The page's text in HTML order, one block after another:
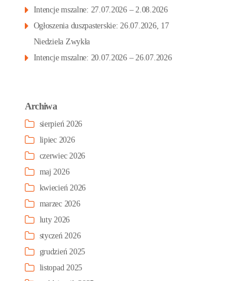
Intencje mszalne: 27.07.2026 – 2.08.2026
Ogłoszenia duszpasterskie: 26.07.2026, 17
Niedziela Zwykła
Intencje mszalne: 20.07.2026 – 26.07.2026
Archiwa
sierpień 2026
lipiec 2026
czerwiec 2026
maj 2026
kwiecień 2026
marzec 2026
luty 2026
styczeń 2026
grudzień 2025
listopad 2025